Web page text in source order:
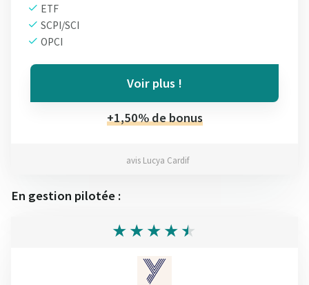
ETF
SCPI/SCI
OPCI
Voir plus !
+1,50% de bonus
avis Lucya Cardif
En gestion pilotée :